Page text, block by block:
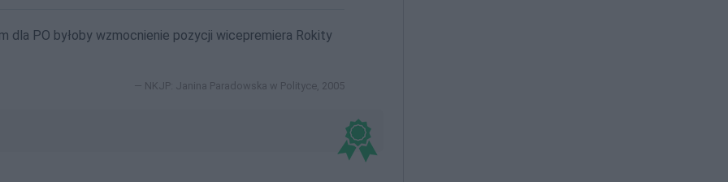
dla PO byłoby wzmocnienie pozycji wicepremiera Rokity
NKJP: Janina Paradowska w Polityce, 2005